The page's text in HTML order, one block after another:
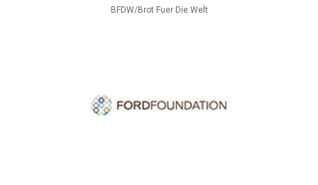
BFDW/Brot Fuer Die Welt